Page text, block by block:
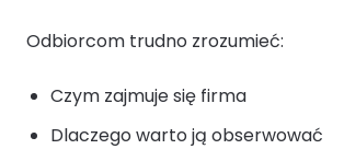
Odbiorcom trudno zrozumieć:
Czym zajmuje się firma
Dlaczego warto ją obserwować